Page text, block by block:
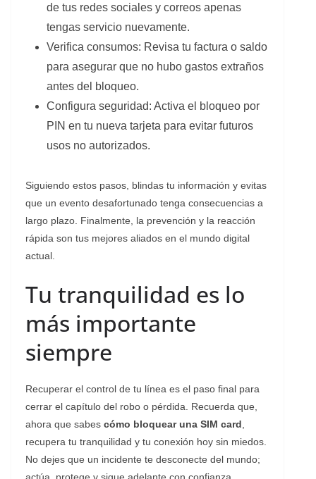
de tus redes sociales y correos apenas
tengas servicio nuevamente.
​Verifica consumos: Revisa tu factura o saldo
para asegurar que no hubo gastos extraños
antes del bloqueo.
​Configura seguridad: Activa el bloqueo por
PIN en tu nueva tarjeta para evitar futuros
usos no autorizados.
​Siguiendo estos pasos, blindas tu información y evitas
que un evento desafortunado tenga consecuencias a
largo plazo. Finalmente, la prevención y la reacción
rápida son tus mejores aliados en el mundo digital
actual.
​Tu tranquilidad es lo
más importante
siempre
​Recuperar el control de tu línea es el paso final para
cerrar el capítulo del robo o pérdida. Recuerda que,
ahora que sabes cómo bloquear una SIM card
recupera tu tranquilidad y tu conexión hoy sin miedos.
No dejes que un incidente te desconecte del mundo;
actúa, protege y sigue adelante con confianza.